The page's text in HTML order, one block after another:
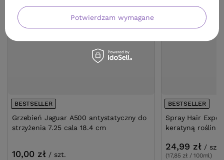
BESTSELLER
Grzebień Jaguar A500 antystatyczny do
strzyżenia 7.25 cala 18.4 cm
10,00 zł / szt.
BESTSELLER
Spray Hair
keratyną
24,99 zł / szt.
(17,85 zł / 100ml)
Potwierdzam wymagane